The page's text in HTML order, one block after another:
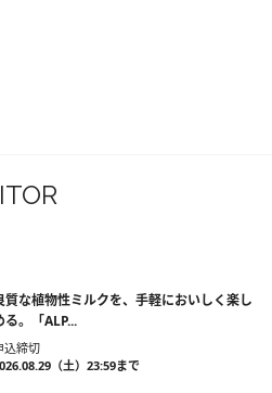
質な植物性ミルクを、手軽においしく楽し
る。「ALP...
込締切
（土）23:59まで